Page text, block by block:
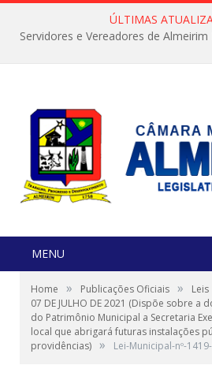
ÚLTIMAS
MENU
Home » Publicações Oficiais » Leis
07 DE JULHO DE 2021 (Dispõe sobre a
do Patrimônio Municipal a Secretaria
local que abrigará futuras instalações
providências) » Lei-Municipal-nº-